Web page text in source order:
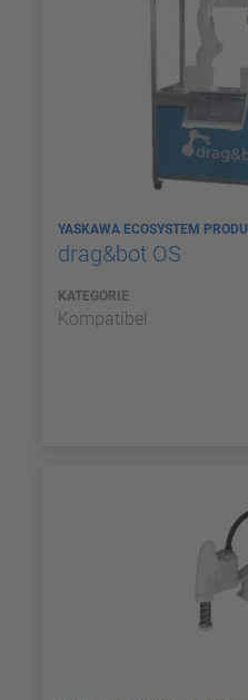
YASKAWA ECOSYSTEM
drag&bot OS
KATEGORIE
Kompatibel